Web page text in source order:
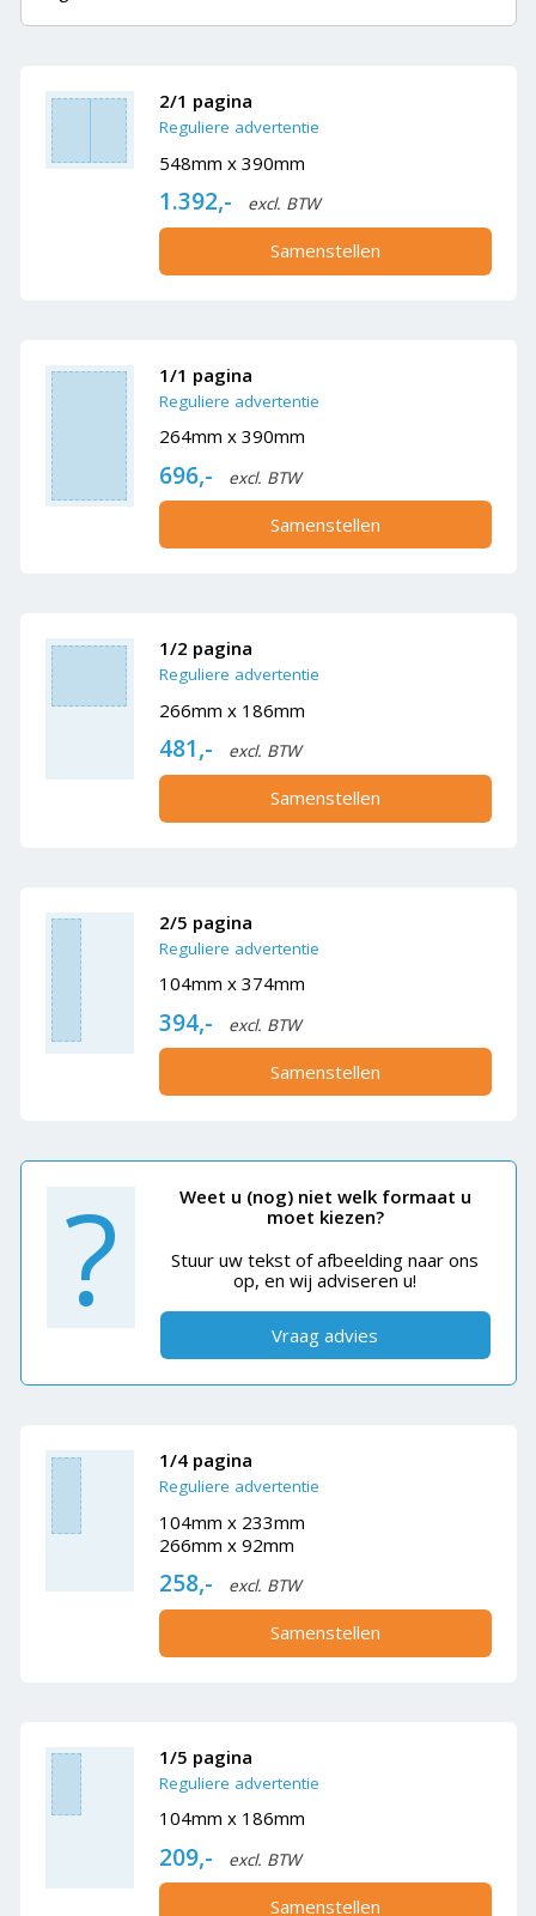
2/1 pagina
Reguliere advertentie
548mm x 390mm
1.392,- excl. BTW
Samenstellen
1/1 pagina
Reguliere advertentie
264mm x 390mm
696,- excl. BTW
Samenstellen
1/2 pagina
Reguliere advertentie
266mm x 186mm
481,- excl. BTW
Samenstellen
2/5 pagina
Reguliere advertentie
104mm x 374mm
394,- excl. BTW
Samenstellen
?
Weet u (nog) niet welk formaat u
moet kiezen?
Stuur uw tekst of afbeelding naar ons
op, en wij adviseren u!
Vraag advies
1/4 pagina
Reguliere advertentie
104mm x 233mm
266mm x 92mm
258,- excl. BTW
Samenstellen
1/5 pagina
Reguliere advertentie
104mm x 186mm
209,- excl. BTW
Samenstellen